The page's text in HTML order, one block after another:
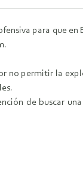
para que
no permitir la
de buscar